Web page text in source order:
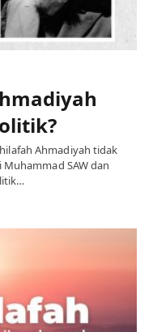
Ahmadiyah tidak
SAW dan